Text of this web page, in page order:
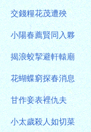
交錢糧花茂遭殃
小陽春薦賢同入夥
揭浪蛟挈避軒轅廟
花蝴蝶窮探春消息
甘作妾表裡仇夫
小太歲殺人如切菜